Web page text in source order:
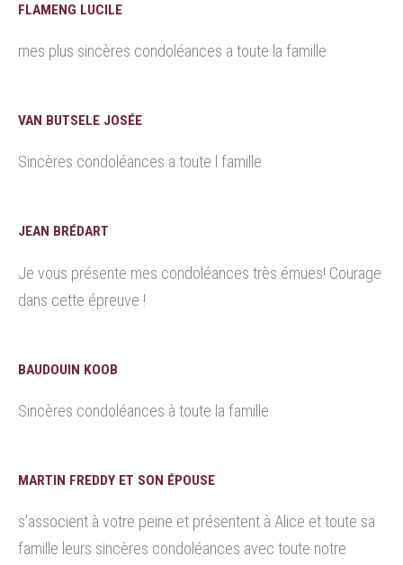
FLAMENG LUCILE
mes plus sincères condoléances a toute la famille
VAN BUTSELE JOSÉE
Sincères condoléances a toute l famille
JEAN BRÉDART
Je vous présente mes condoléances très émues! Courage
dans cette épreuve !
BAUDOUIN KOOB
Sincères condoléances à toute la famille
MARTIN FREDDY ET SON ÉPOUSE
s’associent à votre peine et présentent à Alice et toute sa
famille leurs sincères condoléances avec toute notre